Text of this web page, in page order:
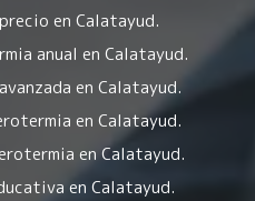
en Calatayud.
anual en Calatayud.
en Calatayud.
en Calatayud.
en Calatayud.
en Calatayud.